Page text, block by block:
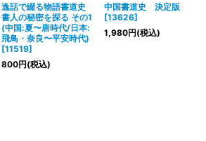
逸話で綴る物語書道史
書人の秘密を探る その1
(中国:夏〜唐時代/日本:
飛鳥・奈良〜平安時代)
[11519]
800円(税込)
中国書道史 決定版
[13626]
1,980円(税込)